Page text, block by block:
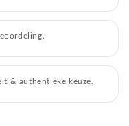
& authentieke keuze.